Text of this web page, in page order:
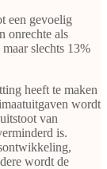
een gevoelig
onrechte als
slechts 13%
heeft te maken
wordt
van
is.
wordt de